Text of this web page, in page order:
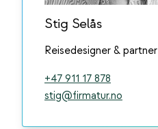
Stig Selås
Reisedesigner & partner
+47 911 17 878
stig@firmatur.no